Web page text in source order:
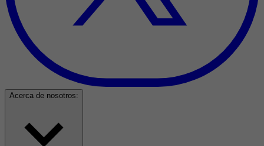
Acerca de nosotros: